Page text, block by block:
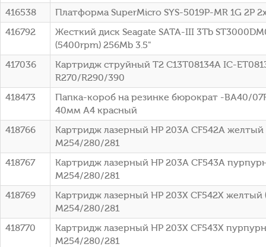
416538
Платформа SuperMicro SYS-5019P-MR 1G 2P
416792
Жесткий диск Seagate SATA-III 3Tb
(5400rpm) 256Mb 3.5"
417036
Картридж струйный T2 C13T08134A IC-
R270/R290/390
418473
Папка-короб на резинке бюрократ -BA40/
40мм A4 красный
418766
Картридж лазерный HP 203A CF542A желтый
M254/280/281
418767
Картридж лазерный HP 203A CF543A
M254/280/281
418769
Картридж лазерный HP 203X CF542X желтый
M254/280/281
418770
Картридж лазерный HP 203X CF543X
M254/280/281